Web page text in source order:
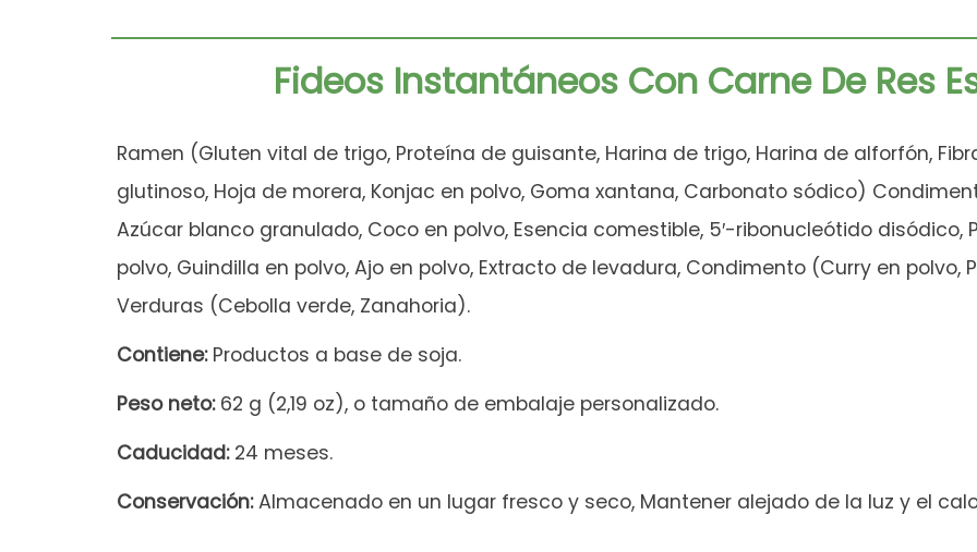
Fideos Instantáneos Con Carne De Res
Ramen (Gluten vital de trigo, Proteína de guisante, Harina de trigo, Harina de alforfón,
glutinoso, Hoja de morera, Konjac en polvo, Goma xantana, Carbonato sódico)
Azúcar blanco granulado, Coco en polvo, Esencia comestible, 5′-ribonucleótido
polvo, Guindilla en polvo, Ajo en polvo, Extracto de levadura, Condimento (Curry en polvo,
Verduras (Cebolla verde, Zanahoria).
Contiene:Productos a base de soja.
Peso neto:62 g (2,19 oz), o tamaño de embalaje personalizado.
Caducidad:24 meses.
Conservación:Almacenado en un lugar fresco y seco, Mantener alejado de la luz y el